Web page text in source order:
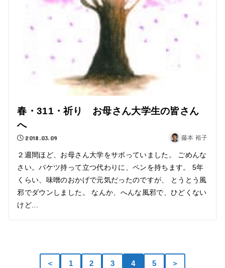
春・311・祈り お母さん大学生の皆さん
へ
2018.03.09 藤本 裕子
２週間ほど、お母さん大学をサボっていました。 ごめんな
さい。バケツ持って立つ代わりに、ペンを持ちます。 5年
くらい、味噌のおかげで元気だったのですが、 とうとう風
邪でダウンしました。 なんか、へんな風邪で、ひどくない
けど...
＜ 1 2 3 4 5 ＞